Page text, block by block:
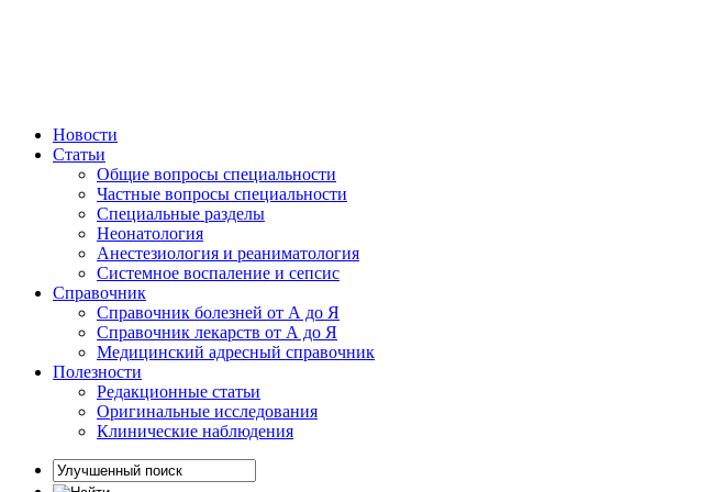
Новости
Статьи
Общие вопросы специальности
Частные вопросы специальности
Специальные разделы
Неонатология
Анестезиология и реаниматология
Системное воспаление и сепсис
Справочник
Справочник болезней от А до Я
Справочник лекарств от А до Я
Медицинский адресный справочник
Полезности
Редакционные статьи
Оригинальные исследования
Клинические наблюдения